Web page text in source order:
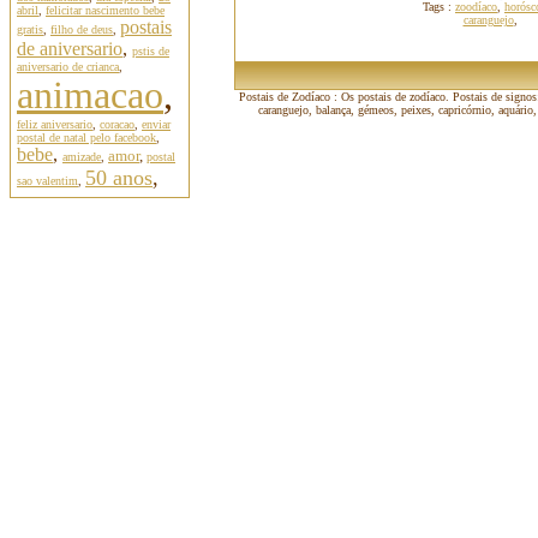
abril
felicitar nascimento bebe
gratis filho de deus postais
de aniversario, pstis de
aniversario de crianca
animacao,
feliz aniversario coracao enviar
postal de natal pelo facebook
bebe, amizade amor, postal
sao valentim
50 anos,
Tags : zoodíaco
caranguejo,
Postais de Zodíaco : Os postais de zodíaco. Postais de
caranguejo, balança, gémeos, peixes, capricórnio,